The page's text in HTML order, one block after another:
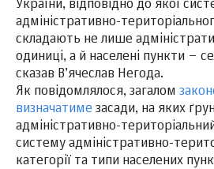
України, відповідно до якої
адміністративно-
складають не лише
одиниці, а й населені пункти –
сказав В’ячеслав Негода.
Як повідомлялося, загалом
визначатиме засади, на яких
адміністративно-
систему адміністративно-
категорії та типи населених